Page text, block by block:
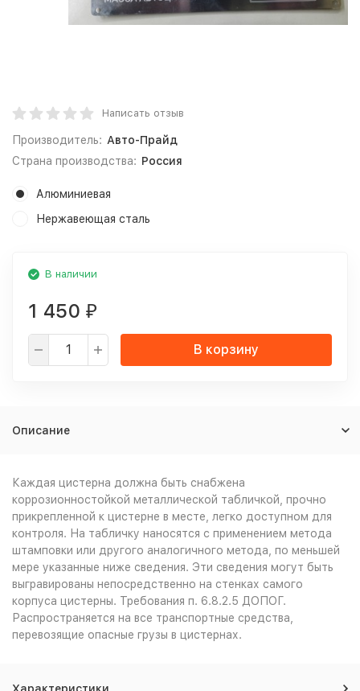
Написать отзыв
Производитель: Авто-Прайд
Страна производства: Россия
Алюминиевая
Нержавеющая сталь
В наличии
1 450 ₽
В корзину
Описание
Каждая цистерна должна быть снабжена
коррозионностойкой металлической табличкой, прочно
прикрепленной к цистерне в месте, легко доступном для
контроля. На табличку наносятся с применением метода
штамповки или другого аналогичного метода, по меньшей
мере указанные ниже сведения. Эти сведения могут быть
выгравированы непосредственно на стенках самого
корпуса цистерны. Требования п. 6.8.2.5 ДОПОГ.
Распространяется на все транспортные средства,
перевозящие опасные грузы в цистернах.